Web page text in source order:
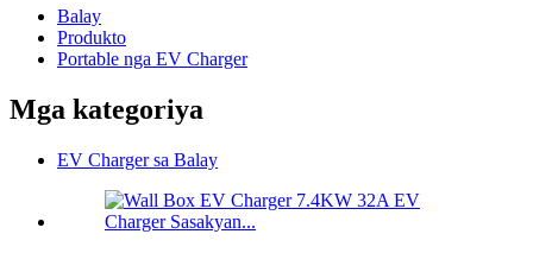
Balay
Produkto
Portable nga EV Charger
Mga kategoriya
EV Charger sa Balay